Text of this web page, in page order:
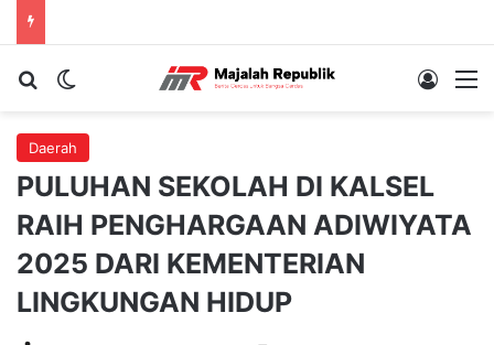
Cari berita...Switch skin Log In
Daerah
PULUHAN SEKOLAH DI KALSEL
RAIH PENGHARGAAN ADIWIYATA
2025 DARI KEMENTERIAN
LINGKUNGAN HIDUP